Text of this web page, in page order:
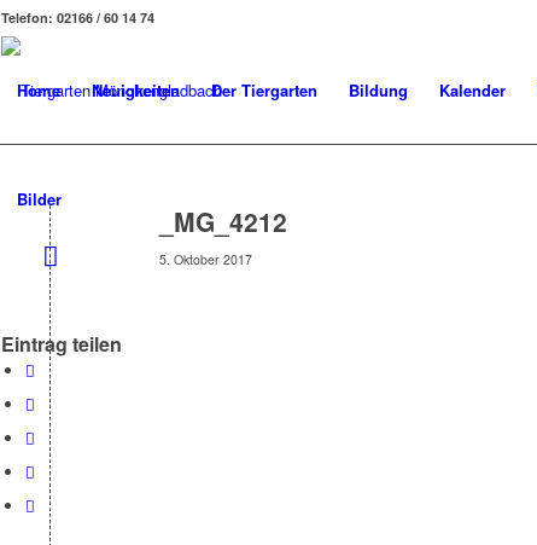
Telefon: 02166 / 60 14 74
Home Neuigkeiten Der Tiergarten Bildung Kalender
Bilder
_MG_4212
5. Oktober 2017
Eintrag teilen